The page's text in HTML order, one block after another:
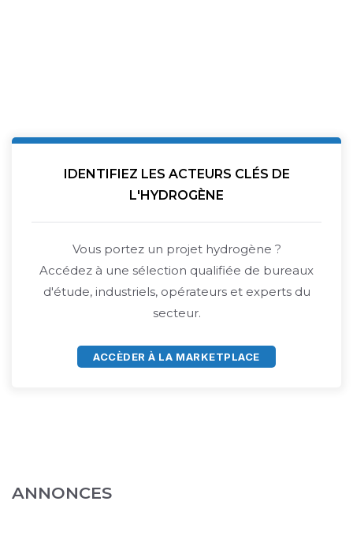
IDENTIFIEZ LES ACTEURS CLÉS DE
L'HYDROGÈNE
Vous portez un projet hydrogène ?
Accédez à une sélection qualifiée de bureaux
d'étude, industriels, opérateurs et experts du
secteur.
ACCÈDER À LA MARKETPLACE
ANNONCES